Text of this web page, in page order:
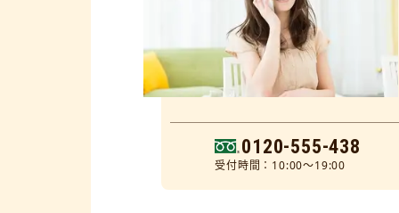
0120-555-438
受付時間：10:00～19:00